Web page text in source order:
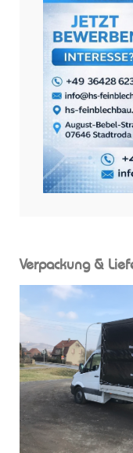
Verpackung &